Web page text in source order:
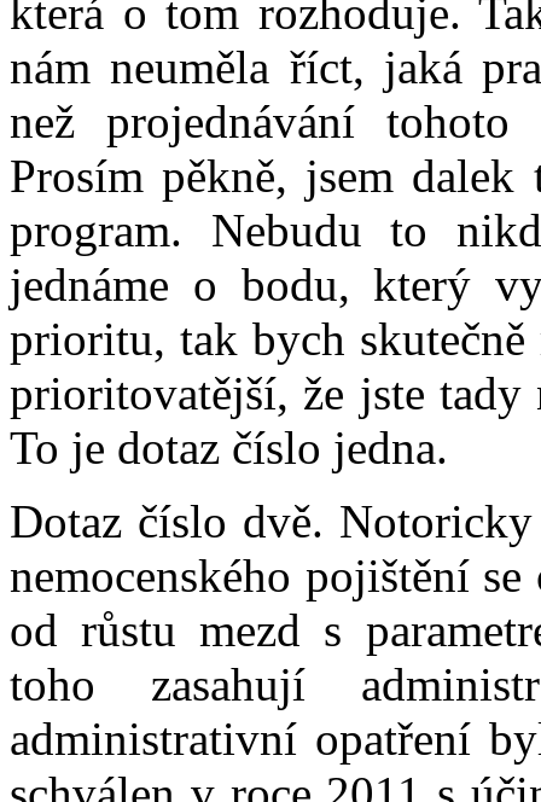
která o tom rozhoduje.
nám neuměla říct, jaká
než projednávání tohoto
Prosím pěkně, jsem
program. Nebudu to
jednáme o bodu, který
prioritu, tak bych
prioritovatější, že jste
To je dotaz číslo jedna.
Dotaz číslo dvě.
nemocenského pojištění
od růstu mezd s
toho zasahují
administrativní opatření